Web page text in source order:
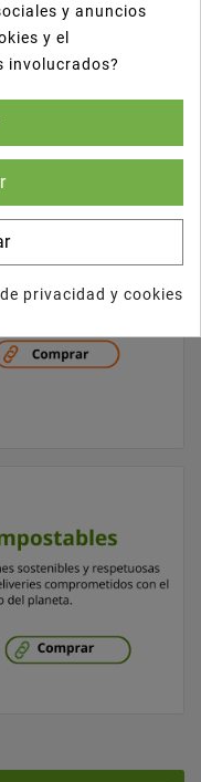
y anuncios
y el
involucrados?
privacidad y cookies